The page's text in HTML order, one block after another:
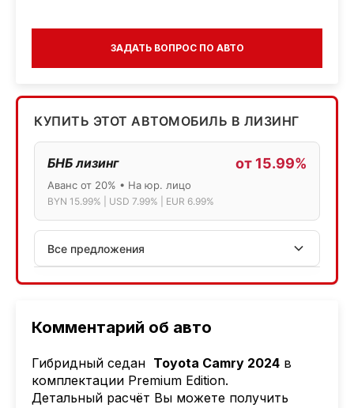
Комментарий об авто
Гибридный седан Toyota Camry 2024 в
комплектации Premium Edition.
Детальный расчёт Вы можете получить
ЗАДАТЬ ВОПРОС ПО АВТО
КУПИТЬ ЭТОТ АВТОМОБИЛЬ В ЛИЗИНГ
БНБ лизинг от 15.99%
Аванс от 20% • На юр. лицо
BYN 15.99% | USD 7.99% | EUR 6.99%
Все предложения
АСБ лизинг
Лизинг: BYN 17% | USD 7.99% | EUR 6.99%
Также доступен кредит "Проще простого" 18.9%